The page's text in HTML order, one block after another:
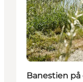
Banestien på